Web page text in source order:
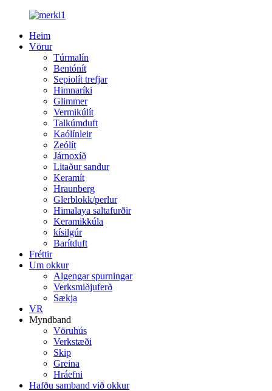
Heim
Vörur
Túrmalín
Bentónít
Sepiolít trefjar
Himnaríki
Glimmer
Vermikúlít
Talkúmduft
Kaólínleir
Zeólít
Járnoxíð
Litaður sandur
Keramít
Hraunberg
Glerblokk/perlur
Himalaya saltafurðir
Keramikkúla
kísilgúr
Barítduft
Fréttir
Um okkur
Algengar spurningar
Verksmiðjuferð
Sækja
VR
Myndband
Vöruhús
Verkstæði
Skip
Greina
Hráefni
Hafðu samband við okkur